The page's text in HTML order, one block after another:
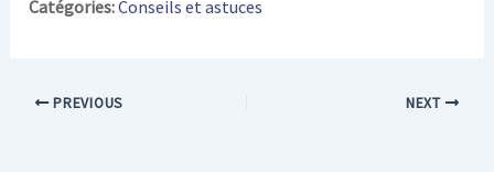
Catégories:Conseils et astuces
PREVIOUS NEXT